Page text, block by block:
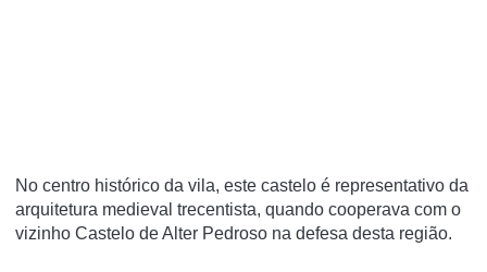
No centro histórico da vila, este castelo é representativo da
arquitetura medieval trecentista, quando cooperava com o
vizinho Castelo de Alter Pedroso na defesa desta região.